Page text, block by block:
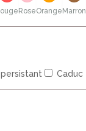
RoseOrange Marron
Caduc